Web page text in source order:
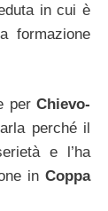
in cui è
formazione
per Chievo-
perché il
e l’ha
in Coppa